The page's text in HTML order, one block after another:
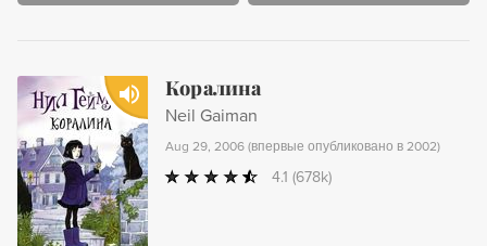
Коралина
Neil Gaiman
Aug 29, 2006 (впервые опубликовано в 2002)
4.1 (678k)